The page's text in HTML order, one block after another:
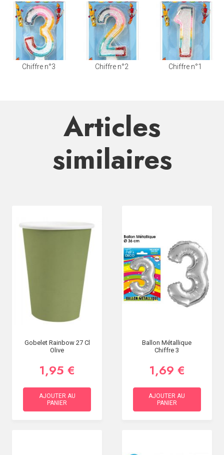
Chiffre n°3 Chiffre n°2 Chiffre n°1
Articles
similaires
Gobelet Rainbow 27 Cl
Olive
1,95 €
AJOUTER AU
PANIER
Ballon Métallique
Chiffre 3
1,69 €
AJOUTER AU
PANIER